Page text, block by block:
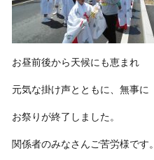
お昼前後から天候にも恵まれ
元気な掛け声とともに、無事に
お祭りが終了しました。
関係者のみなさんご苦労様です。